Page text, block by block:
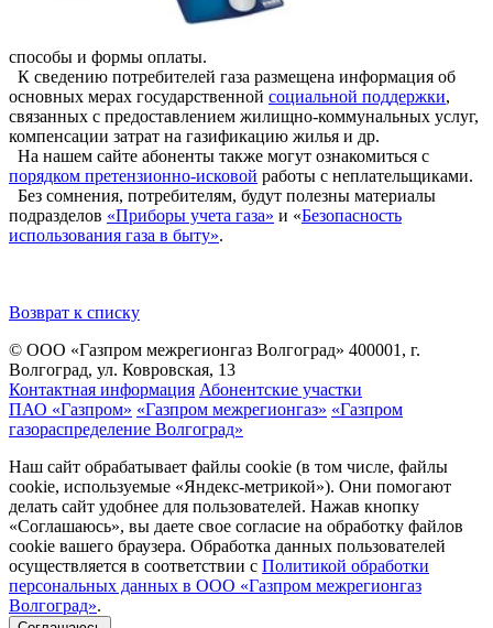
способы и формы оплаты.
К сведению потребителей газа размещена информация об
основных мерах государственной социальной поддержки,
связанных с предоставлением жилищно-коммунальных услуг,
компенсации затрат на газификацию жилья и др.
На нашем сайте абоненты также могут ознакомиться с
порядком претензионно-исковой работы с неплательщиками.
Без сомнения, потребителям, будут полезны материалы
подразделов «Приборы учета газа» и «Безопасность
использования газа в быту».
Возврат к списку
© ООО «Газпром межрегионгаз Волгоград» 400001, г.
Волгоград, ул. Ковровская, 13
Контактная информация Абонентские участки
ПАО «Газпром» «Газпром межрегионгаз» «Газпром
газораспределение Волгоград»
Наш сайт обрабатывает файлы cookie (в том числе, файлы
cookie, используемые «Яндекс-метрикой»). Они помогают
делать сайт удобнее для пользователей. Нажав кнопку
«Соглашаюсь», вы даете свое согласие на обработку файлов
cookie вашего браузера. Обработка данных пользователей
осуществляется в соответствии с Политикой обработки
персональных данных в ООО «Газпром межрегионгаз
Волгоград».